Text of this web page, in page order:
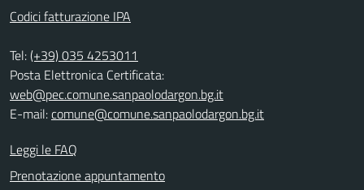
Codici fatturazione IPA
Tel:(+39) 035 4253011
Posta Elettronica Certificata:
web@pec.comune.sanpaolodargon.bg.it
E-mail:comune@comune.sanpaolodargon.bg.it
Leggi le FAQ
Prenotazione appuntamento